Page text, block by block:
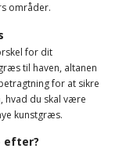
områder.
for dit
til haven, altanen
for at sikre
hvad du skal være
kunstgræs.
efter?